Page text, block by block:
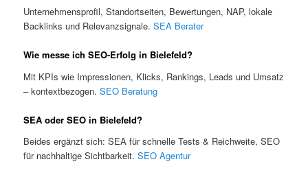
Unternehmensprofil, Standortseiten, Bewertungen, NAP, lokale
Backlinks und Relevanzsignale.SEA Berater
Wie messe ich SEO-Erfolg in Bielefeld?
Mit KPIs wie Impressionen, Klicks, Rankings, Leads und Umsatz
– kontextbezogen.SEO Beratung
SEA oder SEO in Bielefeld?
Beides ergänzt sich: SEA für schnelle Tests & Reichweite, SEO
für nachhaltige Sichtbarkeit.SEO Agentur